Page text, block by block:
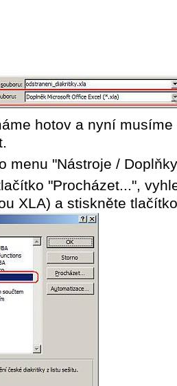
hotov a nyní
menu "Nástroje /
"Procházet...",
XLA) a stiskněte